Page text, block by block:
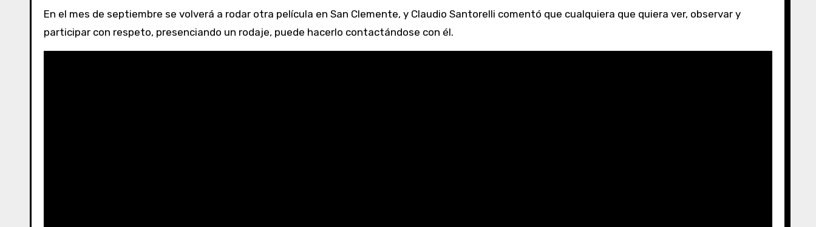
En el mes de septiembre se volverá a rodar otra película en San Clemente, y Claudio Santorelli comentó que cualquiera que quiera ver, observar y
participar con respeto, presenciando un rodaje, puede hacerlo contactándose con él.